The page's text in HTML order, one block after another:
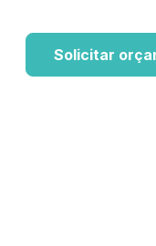
Solicitar